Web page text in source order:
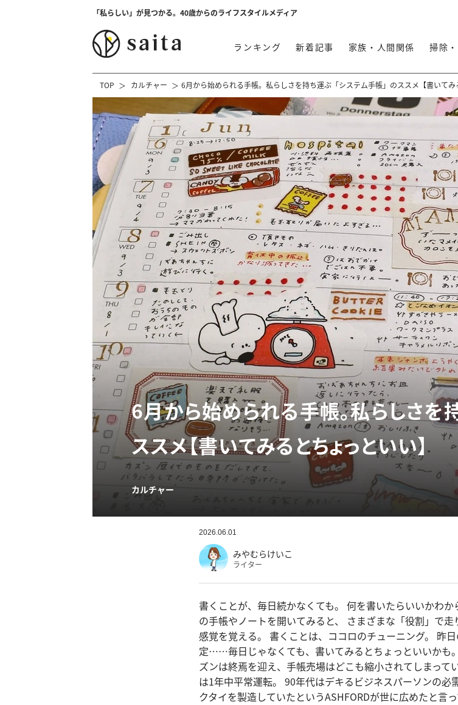
「私らしい」が見つかる。40歳からのライフスタイルメディア
ランキング 新着記事 家族・人間関係 掃除
TOP カルチャー 6月から始められる手帳。私らしさを持ち運ぶ「システム手帳」のススメ【書いてみ
6月から始められる手帳。私らしさを
ススメ【書いてみるとちょっといい】
カルチャー
2026.06.01
みやむらけいこ
ライター
書くことが、毎日続かなくても。 何を書いたらいいかわ
の手帳やノートを開いてみると、 さまざまな「役割」で
感覚を覚える。 書くことは、ココロのチューニング。 昨
定……毎日じゃなくても、書いてみるとちょっといいかも
ズンは終焉を迎え、手帳売場はどこも縮小されてしまって
は1年中平常運転。 90年代はデキるビジネスパーソンの必
クタイを製造していたというASHFORDが世に広めたと言っ